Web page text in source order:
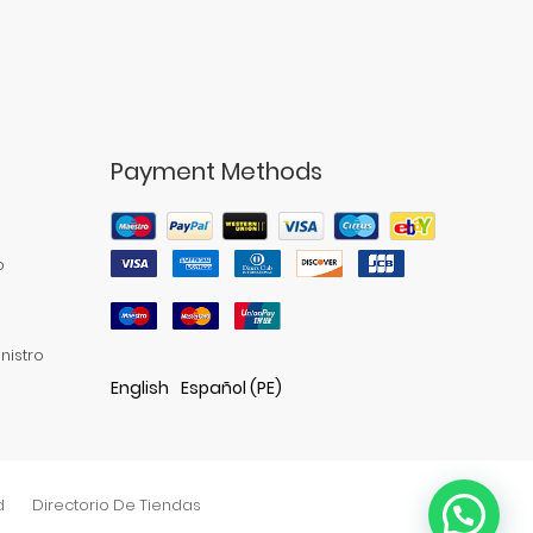
Payment Methods
English Español (PE)
Directorio De Tiendas